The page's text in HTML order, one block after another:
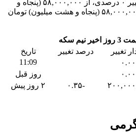
نیم سکه امروز با بدون تغییر ۰ درصدی، از ۵۸,۰۰۰,۰۰۰ (پنجاه و
هشت میلیون) تومان به ۵۸,۰۰۰,۰۰۰ (پنجاه و هشت میلیون) تومان
نیم سکه
تغییر درصد تغییر
تاریخ
۰.۰۰
11:09
۰.۰۰
روز قبل
-۰.۳۵ ۲ روز پیش